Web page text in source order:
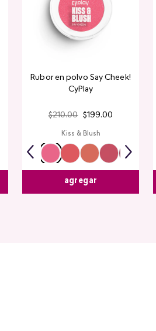
Rubor en polvo Say Cheek!
CyPlay
$210.00 $199.00
Kiss & Blush
agregar